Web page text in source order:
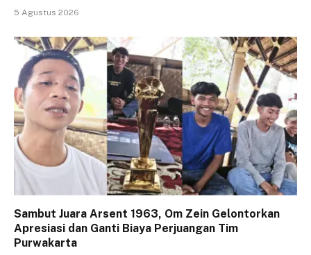
5 Agustus 2026
Sambut Juara Arsent 1963, Om Zein Gelontorkan
Apresiasi dan Ganti Biaya Perjuangan Tim
Purwakarta